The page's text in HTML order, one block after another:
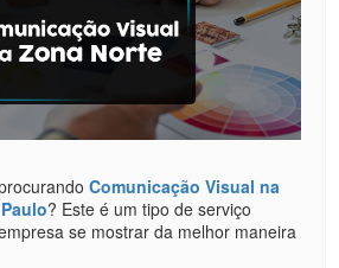
Comunicação Visual na
? Este é um tipo de serviço
se mostrar da melhor maneira